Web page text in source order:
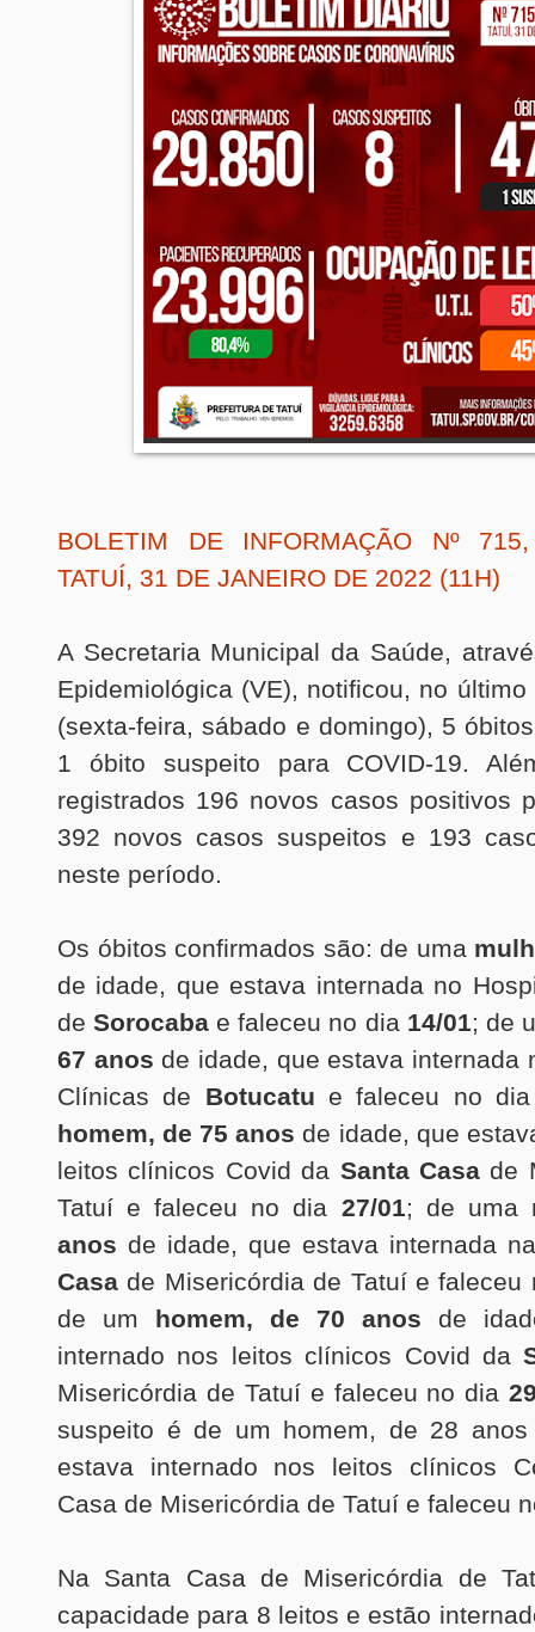
BOLETIM DE INFORMAÇÃO Nº
TATUÍ, 31 DE JANEIRO DE 2022 (11H)
A Secretaria Municipal da Saúde,
Epidemiológica (VE), notificou, no
(sexta-feira, sábado e domingo), 5
1 óbito suspeito para COVID-19.
registrados 196 novos casos positivos
392 novos casos suspeitos e 193
neste período.
Os óbitos confirmados são: de uma
de idade, que estava internada no
deSorocaba e faleceu no dia 14/01; de
67 anos de idade, que estava internada
Clínicas de Botucatu e faleceu no
homem, de 75 anos de idade, que
leitos clínicos Covid da Santa Casade
Tatuí e faleceu no dia 27/01; de uma
anos de idade, que estava internada
Casa de Misericórdia de Tatuí e
de um homem, de 70 anos de
internado nos leitos clínicos Covid da
Misericórdia de Tatuí e faleceu no dia
suspeito é de um homem, de 28
estava internado nos leitos clínicos
Casa de Misericórdia de Tatuí e faleceu
Na Santa Casa de Misericórdia de
capacidade para 8 leitos e estão